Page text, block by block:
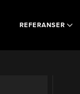
REFERANSER